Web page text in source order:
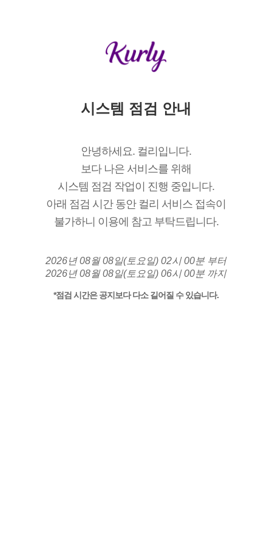
시스템 점검 안내
안녕하세요. 컬리입니다.
보다 나은 서비스를 위해
시스템 점검 작업이 진행 중입니다.
아래 점검 시간 동안 컬리 서비스 접속이
불가하니 이용에 참고 부탁드립니다.
2026년 08월 08일(토요일) 02시 00분 부터
2026년 08월 08일(토요일) 06시 00분 까지
*점검 시간은 공지보다 다소 길어질 수 있습니다.